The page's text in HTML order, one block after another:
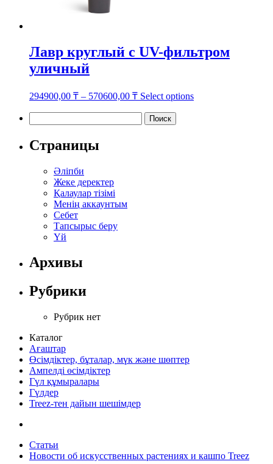
Лавр круглый с UV-фильтром
уличный
294900,00 ₸ – 570600,00 ₸ Select options
Страницы
Әліпби
Жеке деректер
Қалаулар тізімі
Менің аккаунтым
Себет
Тапсырыс беру
Үй
Архивы
Рубрики
Рубрик нет
Каталог
Ағаштар
Өсімдіктер, бұталар, мүк және шөптер
Ампелді өсімдіктер
Гүл құмыралары
Гүлдер
Treez-тен дайын шешімдер
Статьи
Новости об искусственных растениях и кашпо Treez